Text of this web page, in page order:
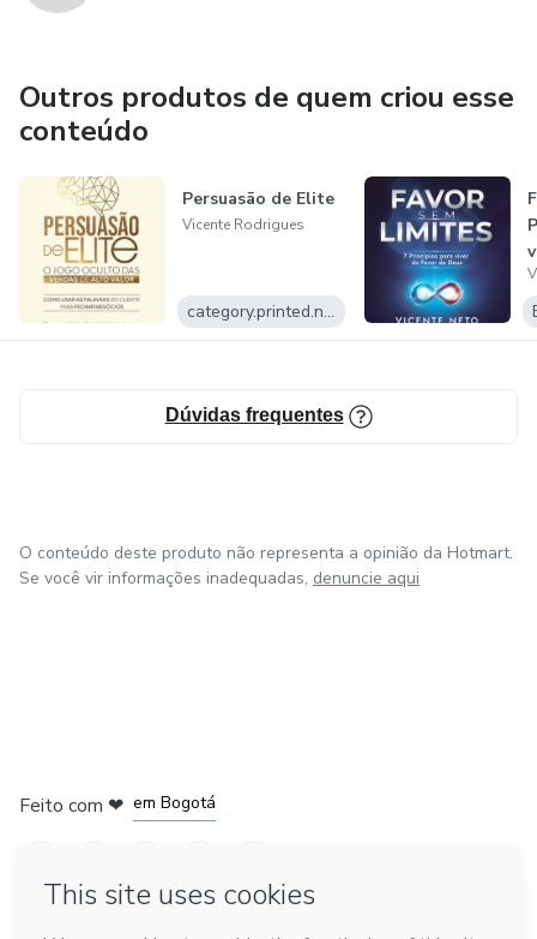
Outros produtos de quem criou esse
conteúdo
Persuasão de Elite
Vicente Rodrigues
category.printed.name
Dúvidas frequentes
O conteúdo deste produto não representa a opinião da Hotmart.
Se você vir informações inadequadas, denuncie aqui
Feito com ❤ em Bogotá